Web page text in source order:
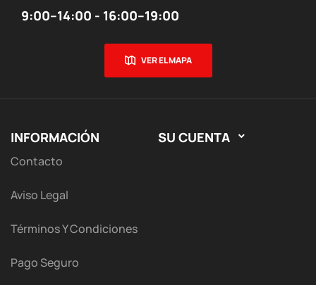
9:00–14:00 - 16:00–19:00
VER EL MAPA
INFORMACIÓN
Contacto
Aviso Legal
Términos Y Condiciones
Pago Seguro
SU CUENTA 